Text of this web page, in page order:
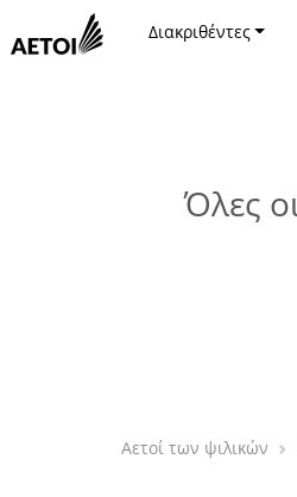
Διακριθέντες
Όλες
Αετοί των ψιλικών